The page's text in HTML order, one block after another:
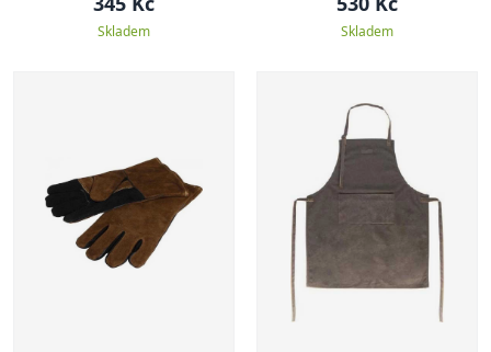
Skladem Skladem